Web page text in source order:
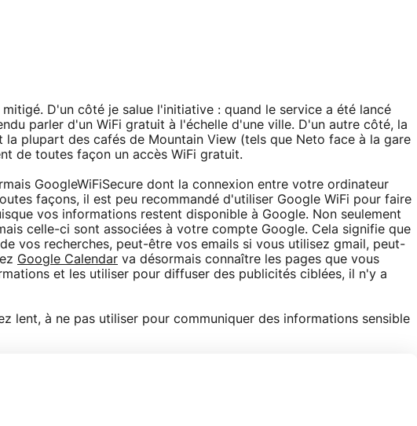
D'un côté je salue l'initiative : quand le service a été lancé
parler d'un WiFi gratuit à l'échelle d'une ville. D'un autre côté, la
la plupart des cafés de Mountain View (tels que Neto face à la gare
de toutes façon un accès WiFi gratuit.
GoogleWiFiSecure dont la connexion entre votre ordinateur
façons, il est peu recommandé d'utiliser Google WiFi pour faire
vos informations restent disponible à Google. Non seulement
celle-ci sont associées à votre compte Google. Cela signifie que
vos recherches, peut-être vos emails si vous utilisez gmail, peut-
Google Calendar va désormais connaître les pages que vous
et les utiliser pour diffuser des publicités ciblées, il n'y a
lent, à ne pas utiliser pour communiquer des informations sensible